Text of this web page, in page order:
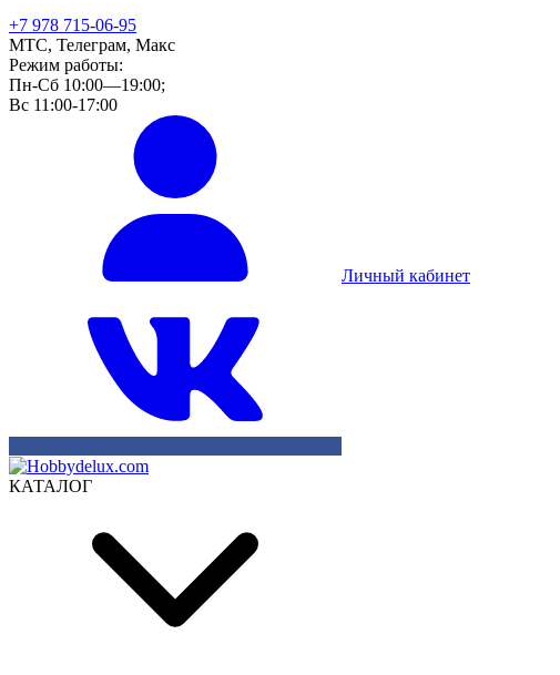
+7 978 715-06-95
МТС, Телеграм, Макс
Режим работы:
Пн-Сб 10:00—19:00;
Вс 11:00-17:00
Личный кабинет
КАТАЛОГ